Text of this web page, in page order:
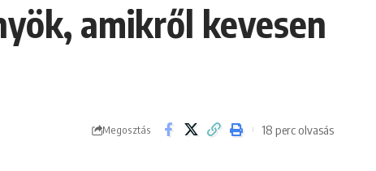
amikről kevesen
Megosztás 18 perc olvasás